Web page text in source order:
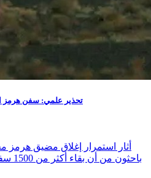
تحذير علمي: سفن هرمز
أثار استمرار إغلاق مضيق هرمز